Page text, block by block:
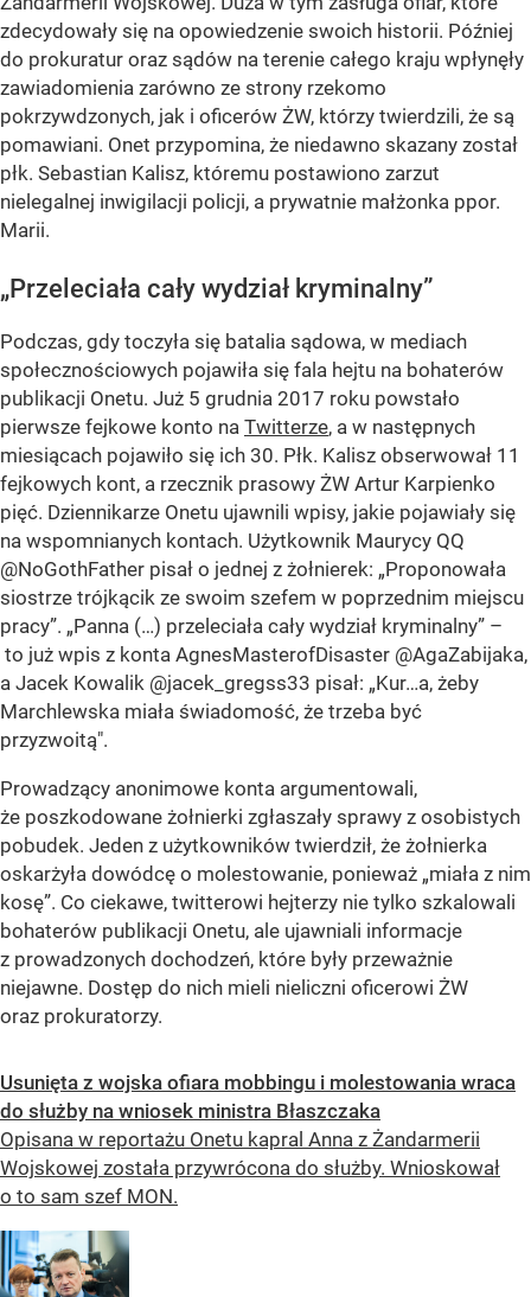
zdecydowały się na opowiedzenie swoich historii. Później
do prokuratur oraz sądów na terenie całego kraju wpłynęły
zawiadomienia zarówno ze strony rzekomo
pokrzywdzonych, jak i oficerów ŻW, którzy twierdzili, że są
pomawiani. Onet przypomina, że niedawno skazany został
płk. Sebastian Kalisz, któremu postawiono zarzut
nielegalnej inwigilacji policji, a prywatnie małżonka ppor.
Marii.
„Przeleciała cały wydział kryminalny”
Podczas, gdy toczyła się batalia sądowa, w mediach
społecznościowych pojawiła się fala hejtu na bohaterów
publikacji Onetu. Już 5 grudnia 2017 roku powstało
pierwsze fejkowe konto na Twitterze, a w następnych
miesiącach pojawiło się ich 30. Płk. Kalisz obserwował 11
fejkowych kont, a rzecznik prasowy ŻW Artur Karpienko
pięć. Dziennikarze Onetu ujawnili wpisy, jakie pojawiały się
na wspomnianych kontach. Użytkownik Maurycy QQ
@NoGothFather pisał o jednej z żołnierek: „Proponowała
siostrze trójkącik ze swoim szefem w poprzednim miejscu
pracy”. „Panna (…) przeleciała cały wydział kryminalny” –
to już wpis z konta AgnesMasterofDisaster @AgaZabijaka,
a Jacek Kowalik @jacek_gregss33 pisał: „Kur…a, żeby
Marchlewska miała świadomość, że trzeba być
przyzwoitą".
Prowadzący anonimowe konta argumentowali,
że poszkodowane żołnierki zgłaszały sprawy z osobistych
pobudek. Jeden z użytkowników twierdził, że żołnierka
oskarżyła dowódcę o molestowanie, ponieważ „miała z nim
kosę”. Co ciekawe, twitterowi hejterzy nie tylko szkalowali
bohaterów publikacji Onetu, ale ujawniali informacje
z prowadzonych dochodzeń, które były przeważnie
niejawne. Dostęp do nich mieli nieliczni oficerowi ŻW
oraz prokuratorzy.
Usunięta z wojska ofiara mobbingu i molestowania wraca
do służby na wniosek ministra Błaszczaka
Opisana w reportażu Onetu kapral Anna z Żandarmerii
Wojskowej została przywrócona do służby. Wnioskował
o to sam szef MON.